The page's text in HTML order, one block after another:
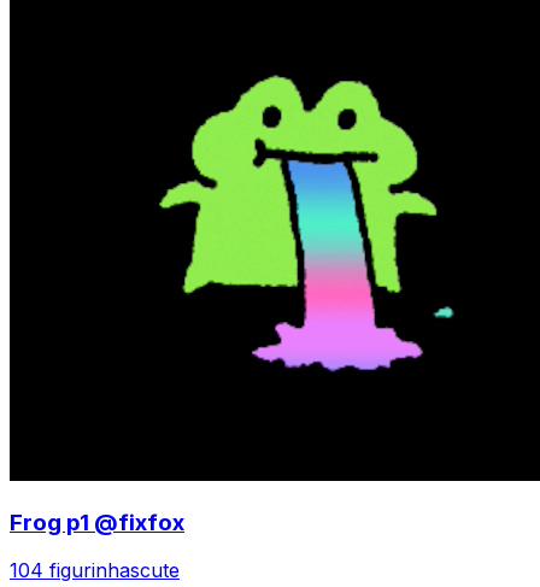
Frog p1 @fixfox
104 figurinhascute